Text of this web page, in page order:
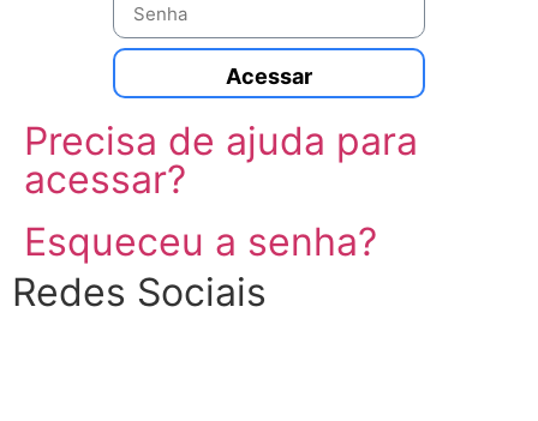
Acessar
Precisa de ajuda para
acessar?
Esqueceu a senha?
Redes Sociais